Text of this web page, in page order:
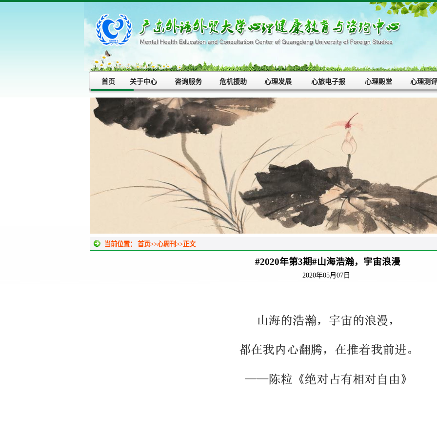
首页 关于中心 咨询服务 危机援助 心理发展 心旅电子报 心理殿堂 心理测
当前位置： 首页>>心周刊 >>正文
#2020年第3期#山海浩瀚，宇宙浪漫
2020年05月07日